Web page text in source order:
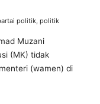
politik, politik
Muzani
(MK) tidak
(wamen) di